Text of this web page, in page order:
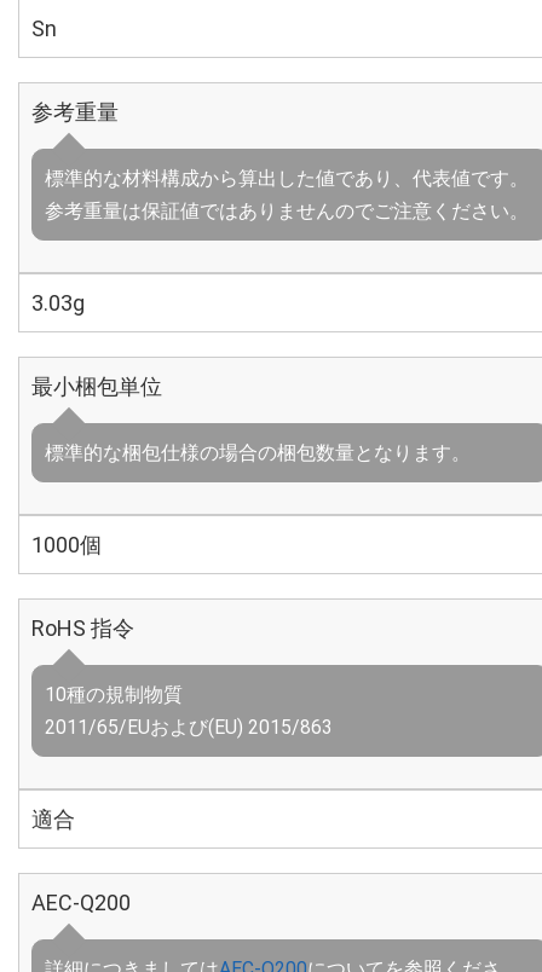
Sn
参考重量
標準的な材料構成から算出した値であり、代表値です。
参考重量は保証値ではありませんのでご注意ください。
3.03g
最小梱包単位
標準的な梱包仕様の場合の梱包数量となります。
1000個
RoHS 指令
10種の規制物質
2011/65/EUおよび(EU) 2015/863
適合
AEC-Q200